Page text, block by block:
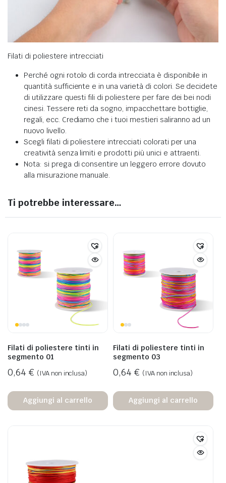
Filati di poliestere intrecciati
Perché ogni rotolo di corda intrecciata è disponibile in
quantità sufficiente e in una varietà di colori. Se decidete
di utilizzare questi fili di poliestere per fare dei bei nodi
cinesi. Tessere reti da sogno, impacchettare bottiglie,
regali, ecc. Crediamo che i tuoi mestieri saliranno ad un
nuovo livello.
Scegli filati di poliestere intrecciati colorati per una
creatività senza limiti e prodotti più unici e attraenti.
Nota: si prega di consentire un leggero errore dovuto
alla misurazione manuale.
Ti potrebbe interessare…
Filati di poliestere tinti in
segmento 01
0,64 € (IVA non inclusa)
Aggiungi al carrello
Filati di poliestere tinti in
segmento 03
0,64 € (IVA non inclusa)
Aggiungi al carrello